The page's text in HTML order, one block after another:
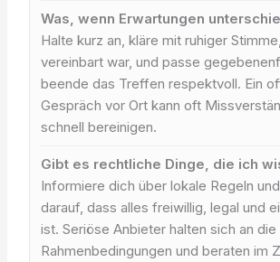
Was, wenn Erwartungen
Halte kurz an, kläre mit ruhiger
vereinbart war, und passe
beende das Treffen respektvoll. Ein
Gespräch vor Ort kann oft
schnell bereinigen.
Gibt es rechtliche Dinge, die ich
Informiere dich über lokale Regeln
darauf, dass alles freiwillig, legal und
ist. Seriöse Anbieter halten sich an
Rahmenbedingungen und beraten im